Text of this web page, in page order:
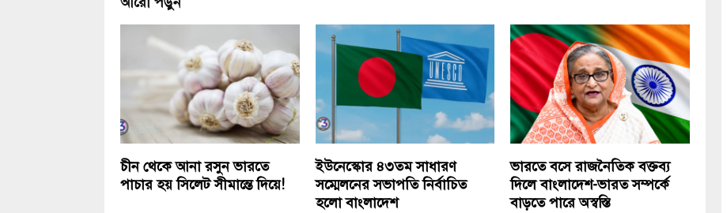
চীন থেকে আনা রসুন ভারতে
পাচার হয় সিলেট সীমান্তে দিয়ে!
ইউনেস্কোর ৪৩তম সাধারণ
সম্মেলনের সভাপতি নির্বাচিত
হলো বাংলাদেশ
ভারতে বসে রাজনৈতিক বক্তব্য
দিলে বাংলাদেশ-ভারত সম্পর্কে
বাড়তে পারে অস্বস্তি